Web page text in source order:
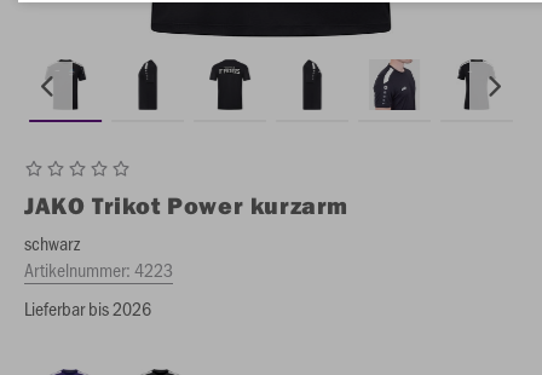
JAKO Trikot Power kurzarm
schwarz
Artikelnummer:4223
Lieferbar bis 2026